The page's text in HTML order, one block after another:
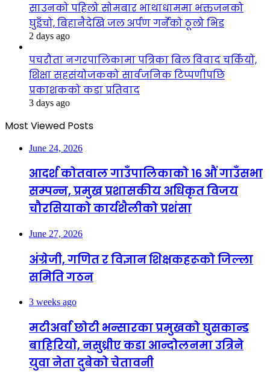
साउनको पहिलो सोमबार भाथाधाममा भक्तजनको
घुइँचो, बिहानैदेखि जल अर्पण गर्नेको ठूलो भिड
2 days ago
पचरौता नगरपालिकामा पत्रिका बिल विवाद चर्कियो,
शिक्षा सहसंयोजकको सार्वजनिक टिप्पणीपछि
प्रकाशकको कडा प्रतिवाद
3 days ago
Most Viewed Posts
June 24, 2026
आदर्श कोतवाल गाउँपालिकाको १६ औं गाउँसभा
सम्पन्न, प्रमुख प्रशासकीय अधिकृत विजय
चौरसियाको कार्यशैलीको प्रशंसा
June 27, 2026
अंग्रेजी, गणित र विज्ञान शिक्षकहरूको जिल्ला
समिति गठन
3 weeks ago
मटीअर्वा छोटी भन्सारका प्रमुखको घुसकान्ड
बाहिरियो, नसुध्रीए कडा आन्दोलनमा उत्रिने
युवा नेता दुबेको चेतावनी